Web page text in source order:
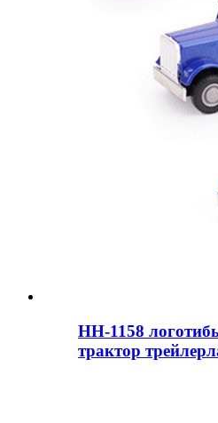
HH-1158
трактор